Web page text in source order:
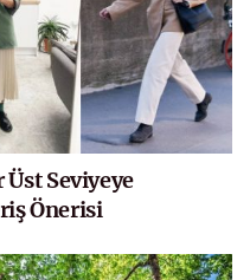
Seviyeye
Önerisi